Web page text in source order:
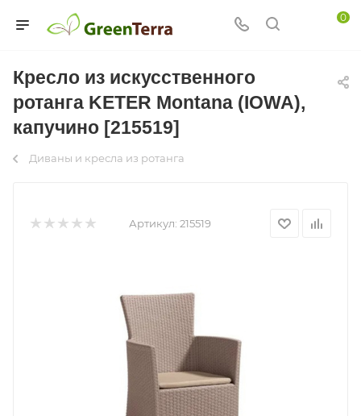
0
Кресло из искусственного
ротанга KETER Montana (IOWA),
капучино [215519]
Диваны и кресла из ротанга
Артикул: 215519